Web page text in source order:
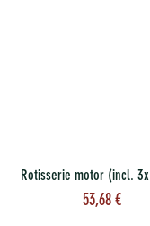
53,68 €